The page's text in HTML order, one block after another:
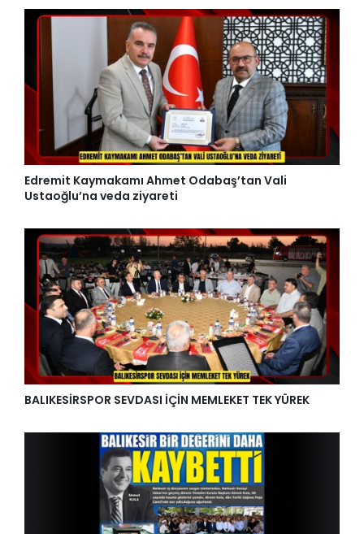
Edremit Kaymakamı Ahmet Odabaş’tan Vali
Ustaoğlu’na veda ziyareti
BALIKESİRSPOR SEVDASI İÇİN MEMLEKET TEK YÜREK